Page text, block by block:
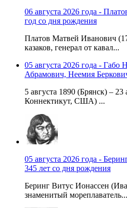
06 августа 2026 года -
год со дня рождения
Платов Матвей Иванович
казаков, генерал от кавал...
05 августа 2026 года - Габо
Абрамович, Неемия
5 августа 1890 (Брянск) – 23
Коннектикут, США) ...
05 августа 2026 года -
345 лет со дня рождения
Беринг Витус Ионассен
знаменитый